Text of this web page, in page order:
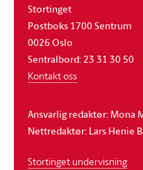
Stortinget
Postboks 1700 Sentrum
0026 Oslo
Sentralbord: 23 31 30 50
Kontakt oss
Ansvarlig redaktør: Mona
Nettredaktør: Lars Henie
Stortinget undervisning